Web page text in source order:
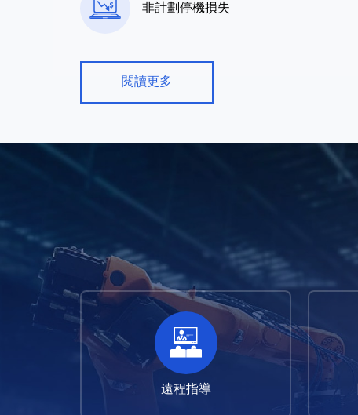
非計劃停機損失
閱讀更多
遠程指導